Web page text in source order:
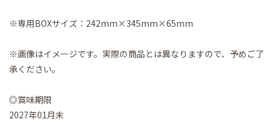
※専用BOXサイズ：242mm×345mm×65mm
※画像はイメージです。実際の商品とは異なりますので、予めご了
承ください。
◎賞味期限
2027年01月末